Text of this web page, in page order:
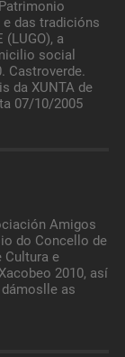
das tradicións
(LUGO), a
social
Castroverde.
da XUNTA de
07/10/2005
Amigos
do Concello de
Cultura e
2010, así
as